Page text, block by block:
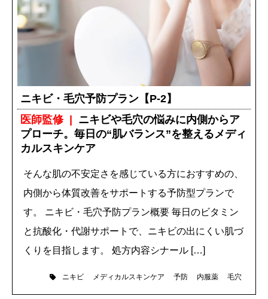
ニキビ・毛穴予防プラン【P-2】
医師監修
ニキビや毛穴の悩みに内側からア
プローチ。毎日の“肌バランス”を整えるメディ
カルスキンケア
そんな肌の不安定さを感じている方におすすめの、
内側から体質改善をサポートする予防型プランで
す。 ニキビ・毛穴予防プラン概要 毎日のビタミン
と抗酸化・代謝サポートで、ニキビの出にくい肌づ
くりを目指します。 処方内容シナール […]
ニキビ メディカルスキンケア 予防 内服薬 毛穴